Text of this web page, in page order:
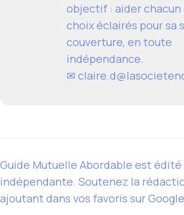
objectif : aider chacun
choix éclairés pour sa
couverture, en toute
indépendance.
✉
Guide Mutuelle Abordable est
indépendante. Soutenez la
ajoutant dans vos favoris sur